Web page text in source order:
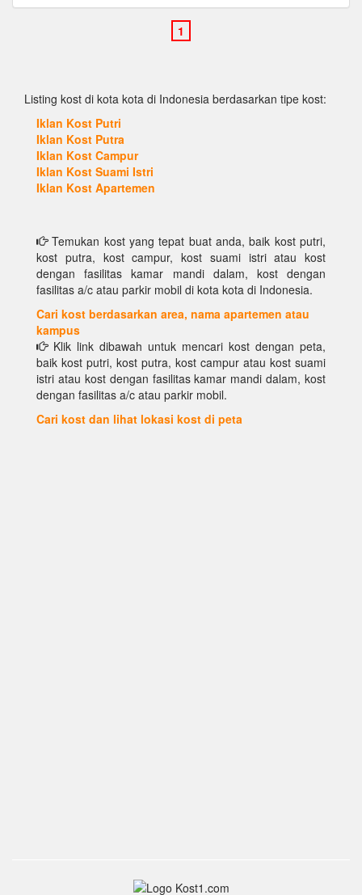
Listing kost di kota kota di Indonesia berdasarkan tipe kost:
Iklan Kost Putri
Iklan Kost Putra
Iklan Kost Campur
Iklan Kost Suami Istri
Iklan Kost Apartemen
Temukan kost yang tepat buat anda, baik kost putri,
kost putra, kost campur, kost suami istri atau kost
dengan fasilitas kamar mandi dalam, kost dengan
fasilitas a/c atau parkir mobil di kota kota di Indonesia.
Cari kost berdasarkan area, nama apartemen atau
kampus
Klik link dibawah untuk mencari kost dengan peta,
baik kost putri, kost putra, kost campur atau kost suami
istri atau kost dengan fasilitas kamar mandi dalam, kost
dengan fasilitas a/c atau parkir mobil.
Cari kost dan lihat lokasi kost di peta